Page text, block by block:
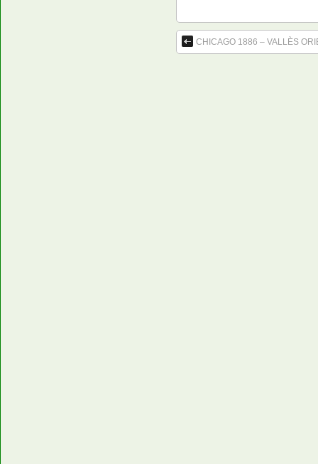
CHICAGO 1886 – VALLÈS